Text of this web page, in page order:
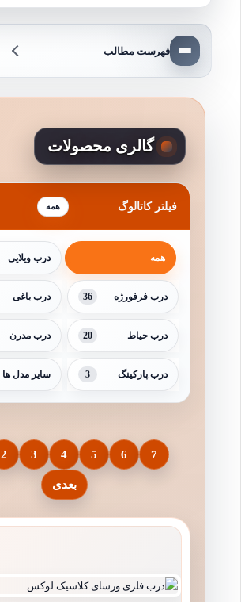
فهرست مطالب
گالری محصولات
فیلتر کاتالوگ همه
همه درب ویلایی
درب فرفورژه 36 درب باغی
درب حیاط 20 درب مدرن
درب پارکینگ 3 سایر مدل ها
2 3 4 5 6 7
بعدی